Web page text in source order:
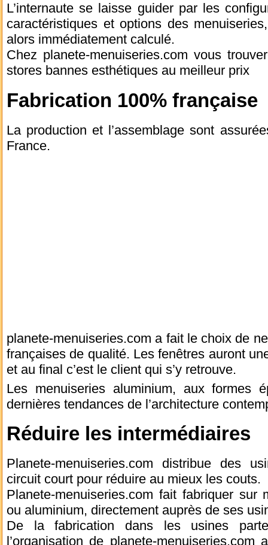
L’internaute se laisse guider par les
caractéristiques et options des
alors immédiatement calculé.
Chez planete-menuiseries.com vous
stores bannes esthétiques au meilleur prix
Fabrication 100% française
La production et l’assemblage sont
France.
planete-menuiseries.com a fait le choix de
françaises de qualité. Les fenêtres auront
et au final c’est le client qui s’y retrouve.
Les menuiseries aluminium, aux formes
dernières tendances de l’architecture
Réduire les intermédiaires
Planete-menuiseries.com distribue des
circuit court pour réduire au mieux les couts.
Planete-menuiseries.com fait fabriquer sur
ou aluminium, directement auprès de ses
De la fabrication dans les usines
l’organisation de planete-